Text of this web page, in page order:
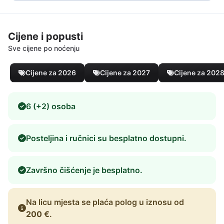
Cijene i popusti
Sve cijene po noćenju
Cijene za 2026 Cijene za 2027 Cijene za 2028
6 (+2) osoba
Posteljina i ručnici su besplatno dostupni.
Završno čišćenje je besplatno.
Na licu mjesta se plaća polog u iznosu od
200 €.